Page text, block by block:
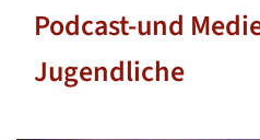
Podcast-und
Jugendliche